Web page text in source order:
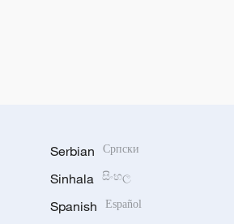
Serbian Српски
Sinhala සිංහල
Spanish Español